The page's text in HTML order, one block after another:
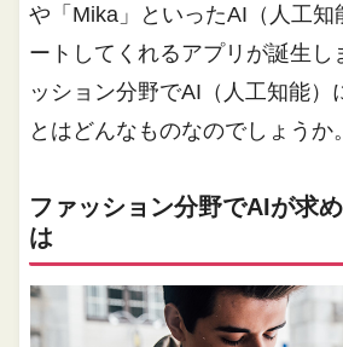
や「Mika」といったAI（人工知
ートしてくれるアプリが誕生し
ッション分野でAI（人工知能）
とはどんなものなのでしょうか。
ファッション分野でAIが求
は